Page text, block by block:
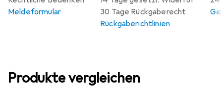
30 Tage Rückgaberecht
Rückgaberichtlinien
Meldeformular
Produkte vergleichen